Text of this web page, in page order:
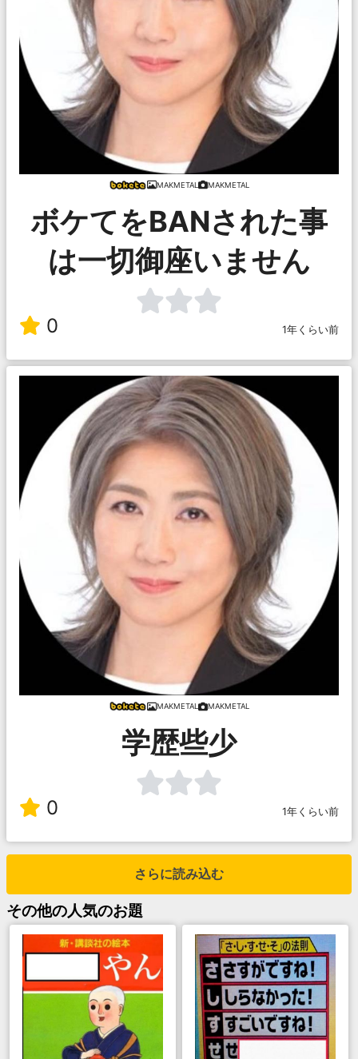
MAKMETAL MAKMETAL
ボケてをBANされた事
は一切御座いません
0 1年くらい前
MAKMETAL MAKMETAL
学歴些少
0 1年くらい前
さらに読み込む
その他の人気のお題